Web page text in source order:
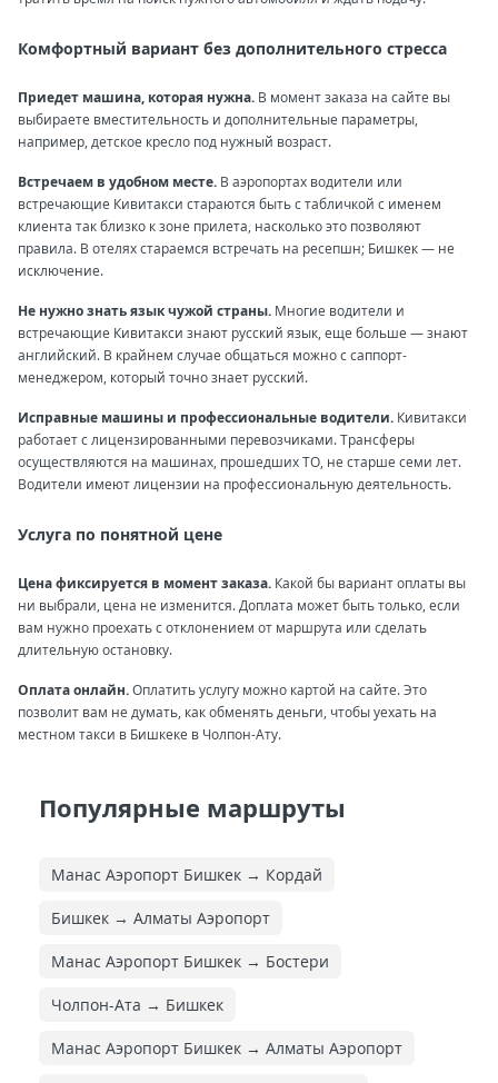
Комфортный вариант без дополнительного стресса
Приедет машина, которая нужна. В момент заказа на сайте вы
выбираете вместительность и дополнительные параметры,
например, детское кресло под нужный возраст.
Встречаем в удобном месте. В аэропортах водители или
встречающие Кивитакси стараются быть с табличкой с именем
клиента так близко к зоне прилета, насколько это позволяют
правила. В отелях стараемся встречать на ресепшн; Бишкек — не
исключение.
Не нужно знать язык чужой страны. Многие водители и
встречающие Кивитакси знают русский язык, еще больше — знают
английский. В крайнем случае общаться можно с саппорт-
менеджером, который точно знает русский.
Исправные машины и профессиональные водители. Кивитакси
работает с лицензированными перевозчиками. Трансферы
осуществляются на машинах, прошедших ТО, не старше семи лет.
Водители имеют лицензии на профессиональную деятельность.
Услуга по понятной цене
Цена фиксируется в момент заказа. Какой бы вариант оплаты вы
ни выбрали, цена не изменится. Доплата может быть только, если
вам нужно проехать с отклонением от маршрута или сделать
длительную остановку.
Оплата онлайн.Оплатить услугу можно картой на сайте. Это
позволит вам не думать, как обменять деньги, чтобы уехать на
местном такси в Бишкеке в Чолпон-Ату.
Популярные маршруты
Манас Аэропорт Бишкек → Кордай
Бишкек → Алматы Аэропорт
Манас Аэропорт Бишкек → Бостери
Чолпон-Ата → Бишкек
Манас Аэропорт Бишкек → Алматы Аэропорт